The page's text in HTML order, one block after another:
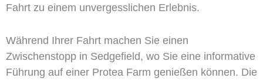
Fahrt zu einem unvergesslichen Erlebnis.
Während Ihrer Fahrt machen Sie einen
Zwischenstopp in Sedgefield, wo Sie eine informative
Führung auf einer Protea Farm genießen können. Die